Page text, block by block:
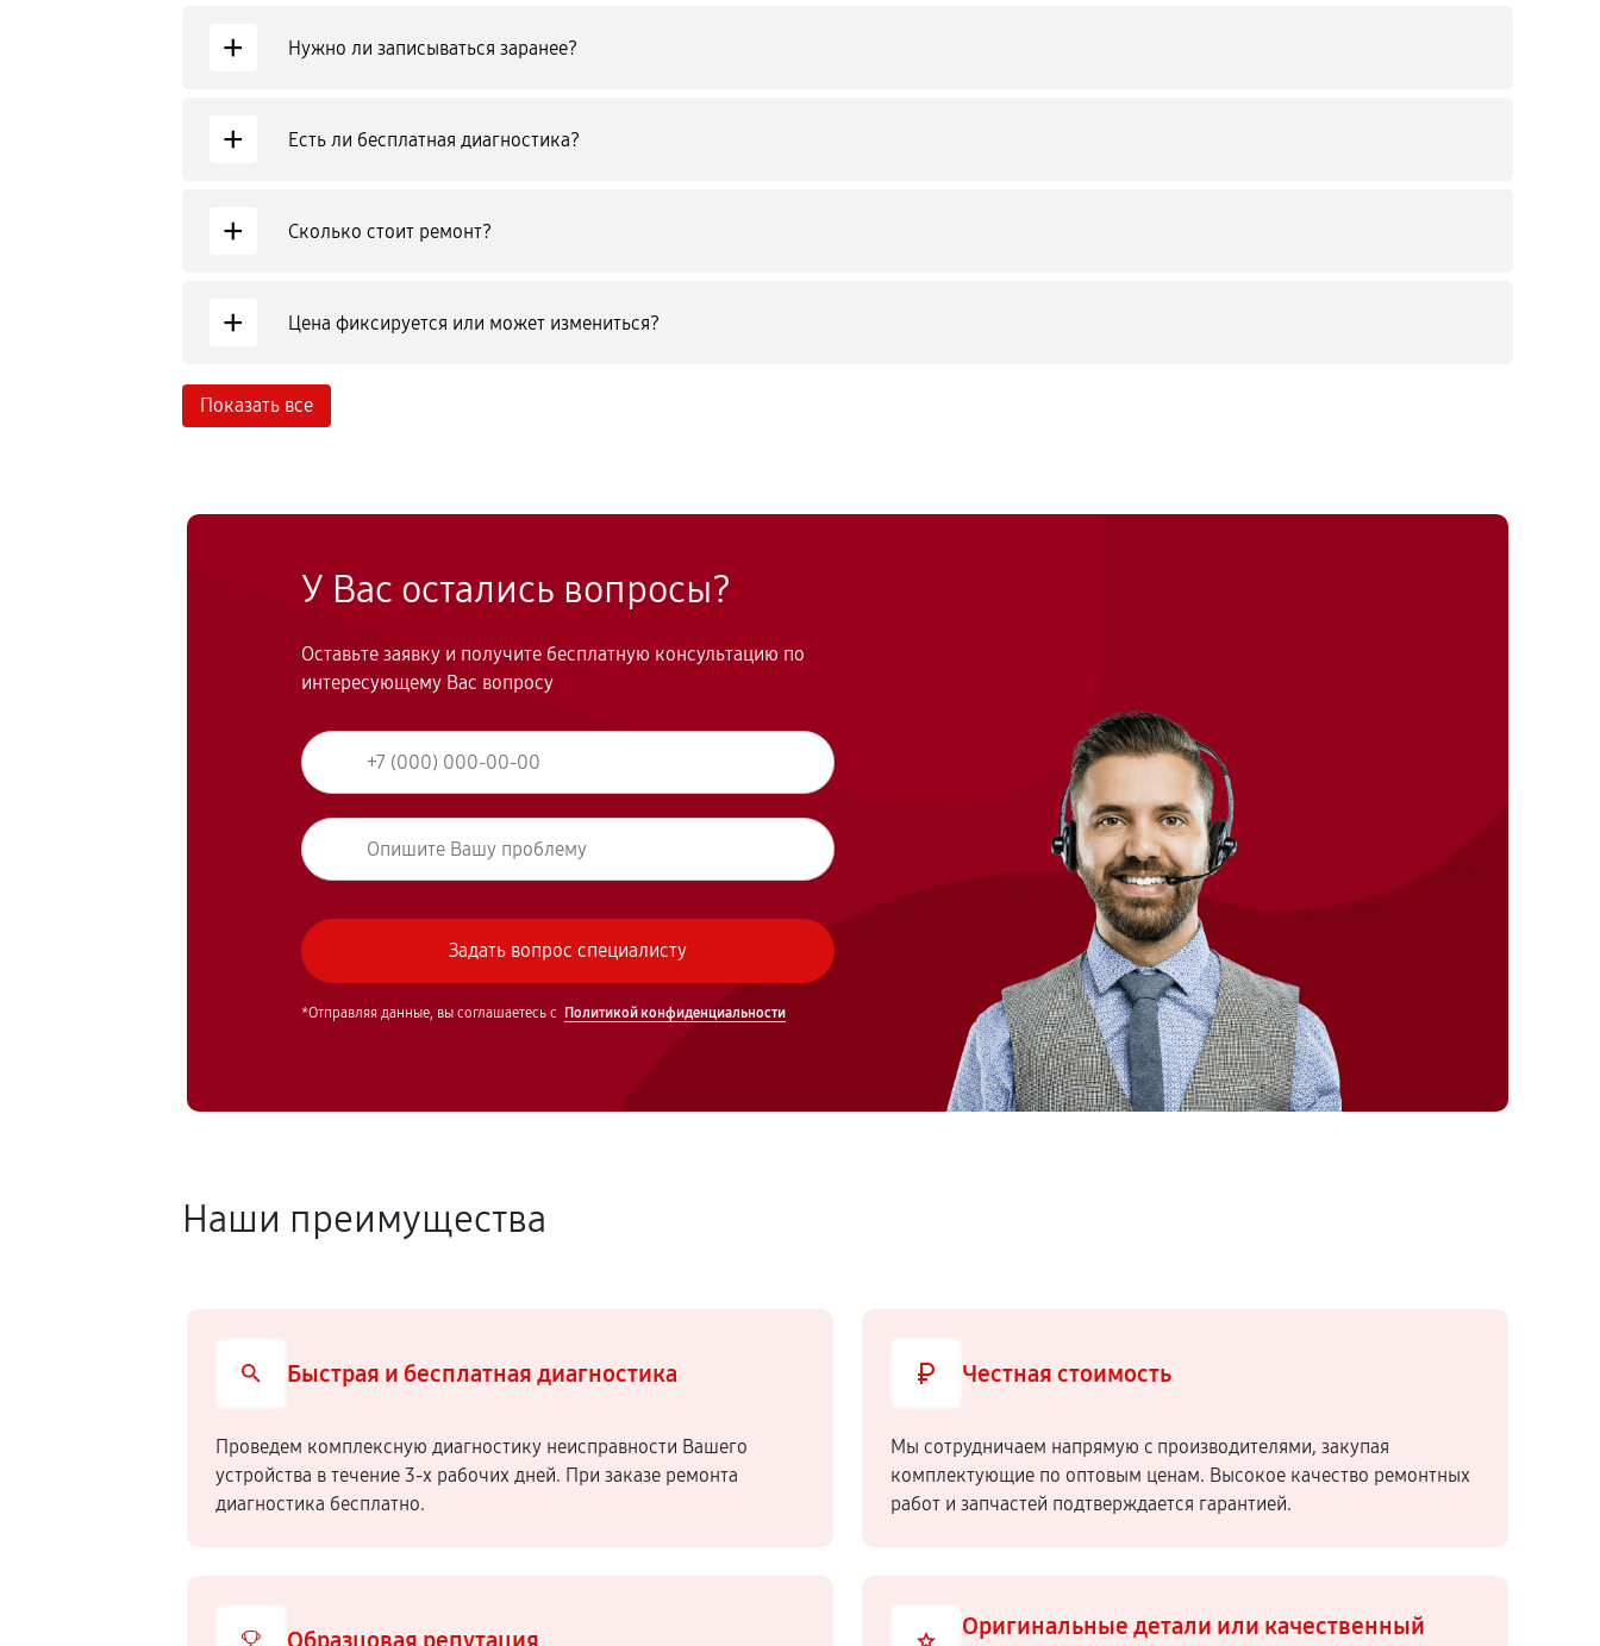
+ Нужно ли записываться заранее?
+ Есть ли бесплатная диагностика?
+ Сколько стоит ремонт?
+ Цена фиксируется или может измениться?
Показать все
У Вас остались вопросы?
Оставьте заявку и получите бесплатную консультацию по
интересующему Вас вопросу
*Отправляя данные, вы соглашаетесь с Политикой конфиденциальности
Наши преимущества
Быстрая и бесплатная диагностика
Проведем комплексную диагностику неисправности Вашего
устройства в течение 3-х рабочих дней. При заказе ремонта
диагностика бесплатно.
Честная стоимость
Мы сотрудничаем напрямую c производителями, закупая
комплектующие по оптовым ценам. Высокое качество ремонтных
работ и запчастей подтверждается гарантией.
Образцовая репутация
Оригинальные детали или качественный